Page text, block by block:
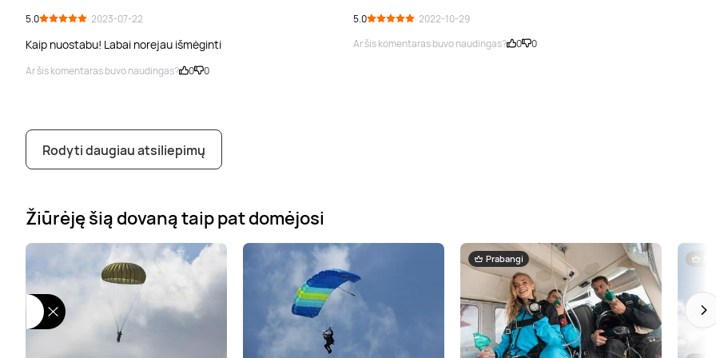
5.0 · 2023-07-22
Kaip nuostabu! Labai norejau išmėginti
Ar šis komentaras buvo naudingas? 0 0
5.0
· 2022-10-29
Ar šis komentaras buvo naudingas?
0 0
Rodyti daugiau atsiliepimų
Žiūrėję šią dovaną taip pat domėjosi
Prabangi